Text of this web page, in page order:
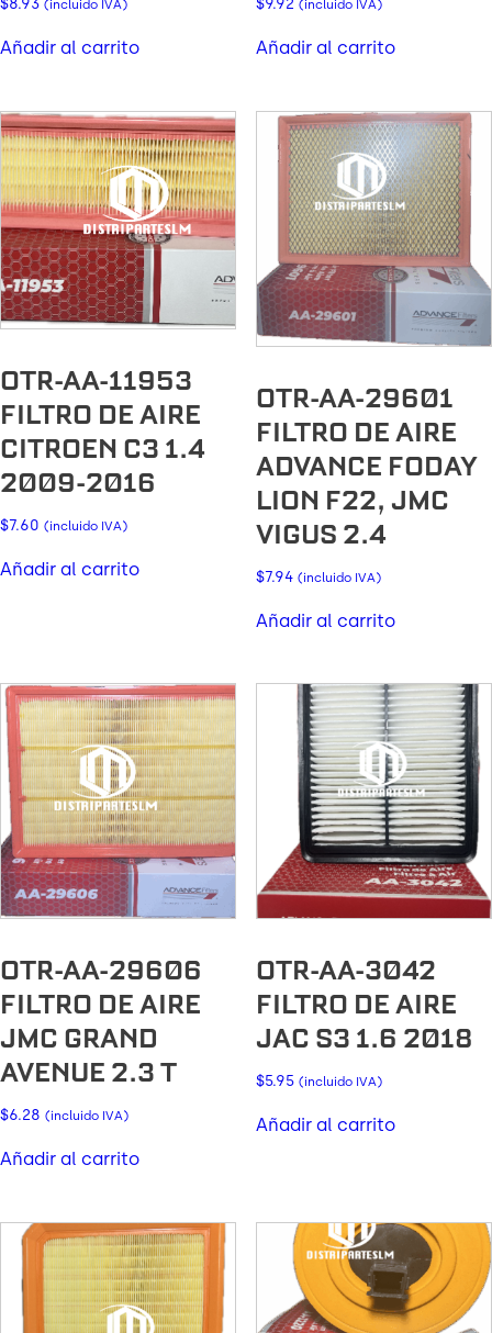
(incluido IVA)
Añadir al carrito
(incluido IVA)
Añadir al carrito
OTR-AA-11953
FILTRO DE AIRE
CITROEN C3 1.4
2009-2016
$7.60 (incluido IVA)
Añadir al carrito
OTR-AA-29601
FILTRO DE AIRE
ADVANCE FODAY
LION F22, JMC
VIGUS 2.4
$7.94 (incluido IVA)
Añadir al carrito
OTR-AA-29606
FILTRO DE AIRE
JMC GRAND
AVENUE 2.3 T
$6.28 (incluido IVA)
Añadir al carrito
OTR-AA-3042
FILTRO DE AIRE
JAC S3 1.6 2018
$5.95 (incluido IVA)
Añadir al carrito